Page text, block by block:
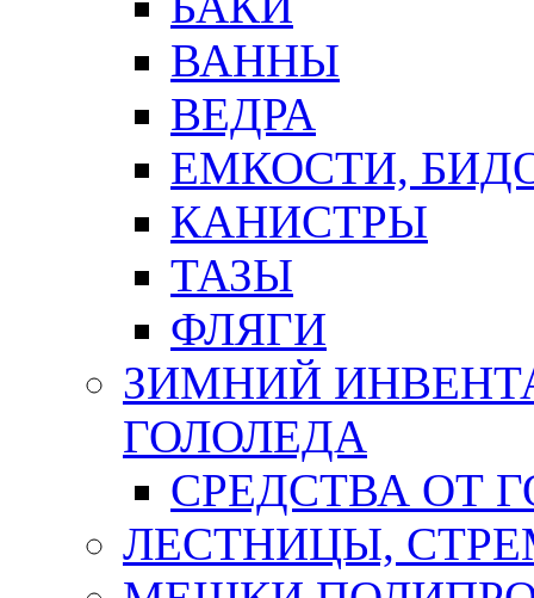
ВАННЫ
ВЕДРА
ЕМКОСТИ,
КАНИСТРЫ
ТАЗЫ
ФЛЯГИ
ЗИМНИЙ
ГОЛОЛЕДА
СРЕДСТВА ОТ
ЛЕСТНИЦЫ,